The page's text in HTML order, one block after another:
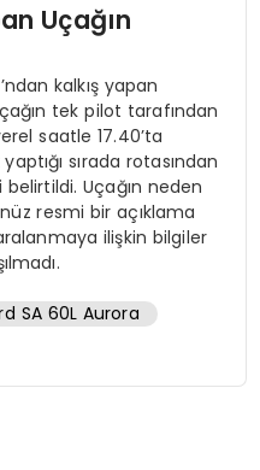
Uçağın
kalkış yapan
tek pilot tarafından
saatle 17.40’ta
sırada rotasından
Uçağın neden
resmi bir açıklama
ilişkin bilgiler
SA 60L Aurora